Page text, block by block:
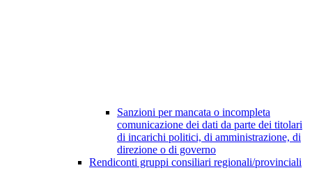
Sanzioni per mancata o incompleta
comunicazione dei dati da parte dei titolari
di incarichi politici, di amministrazione, di
direzione o di governo
Rendiconti gruppi consiliari regionali/provinciali